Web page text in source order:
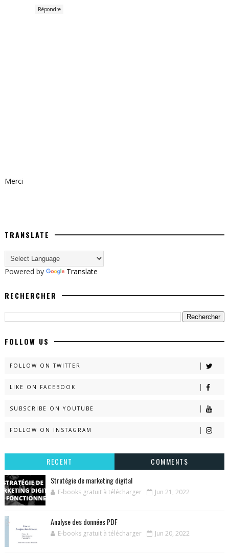
Répondre
Merci
TRANSLATE
Powered by Translate
RECHERCHER
FOLLOW US
FOLLOW ON TWITTER
LIKE ON FACEBOOK
SUBSCRIBE ON YOUTUBE
FOLLOW ON INSTAGRAM
RECENT
COMMENTS
Stratégie de marketing digital
E-books gratuit à télécharger Jun 21, 2022
Analyse des données PDF
E-books gratuit à télécharger Jun 20, 2022